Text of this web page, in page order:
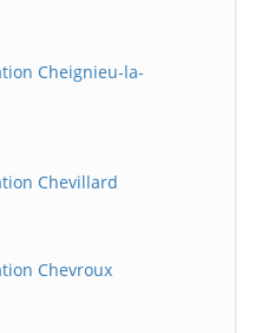
Cheignieu-la-
Chevillard
Chevroux